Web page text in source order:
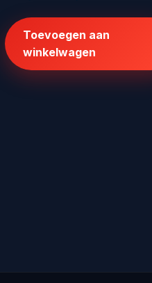
€512,00.€409,60.
Toevoegen aan
winkelwagen